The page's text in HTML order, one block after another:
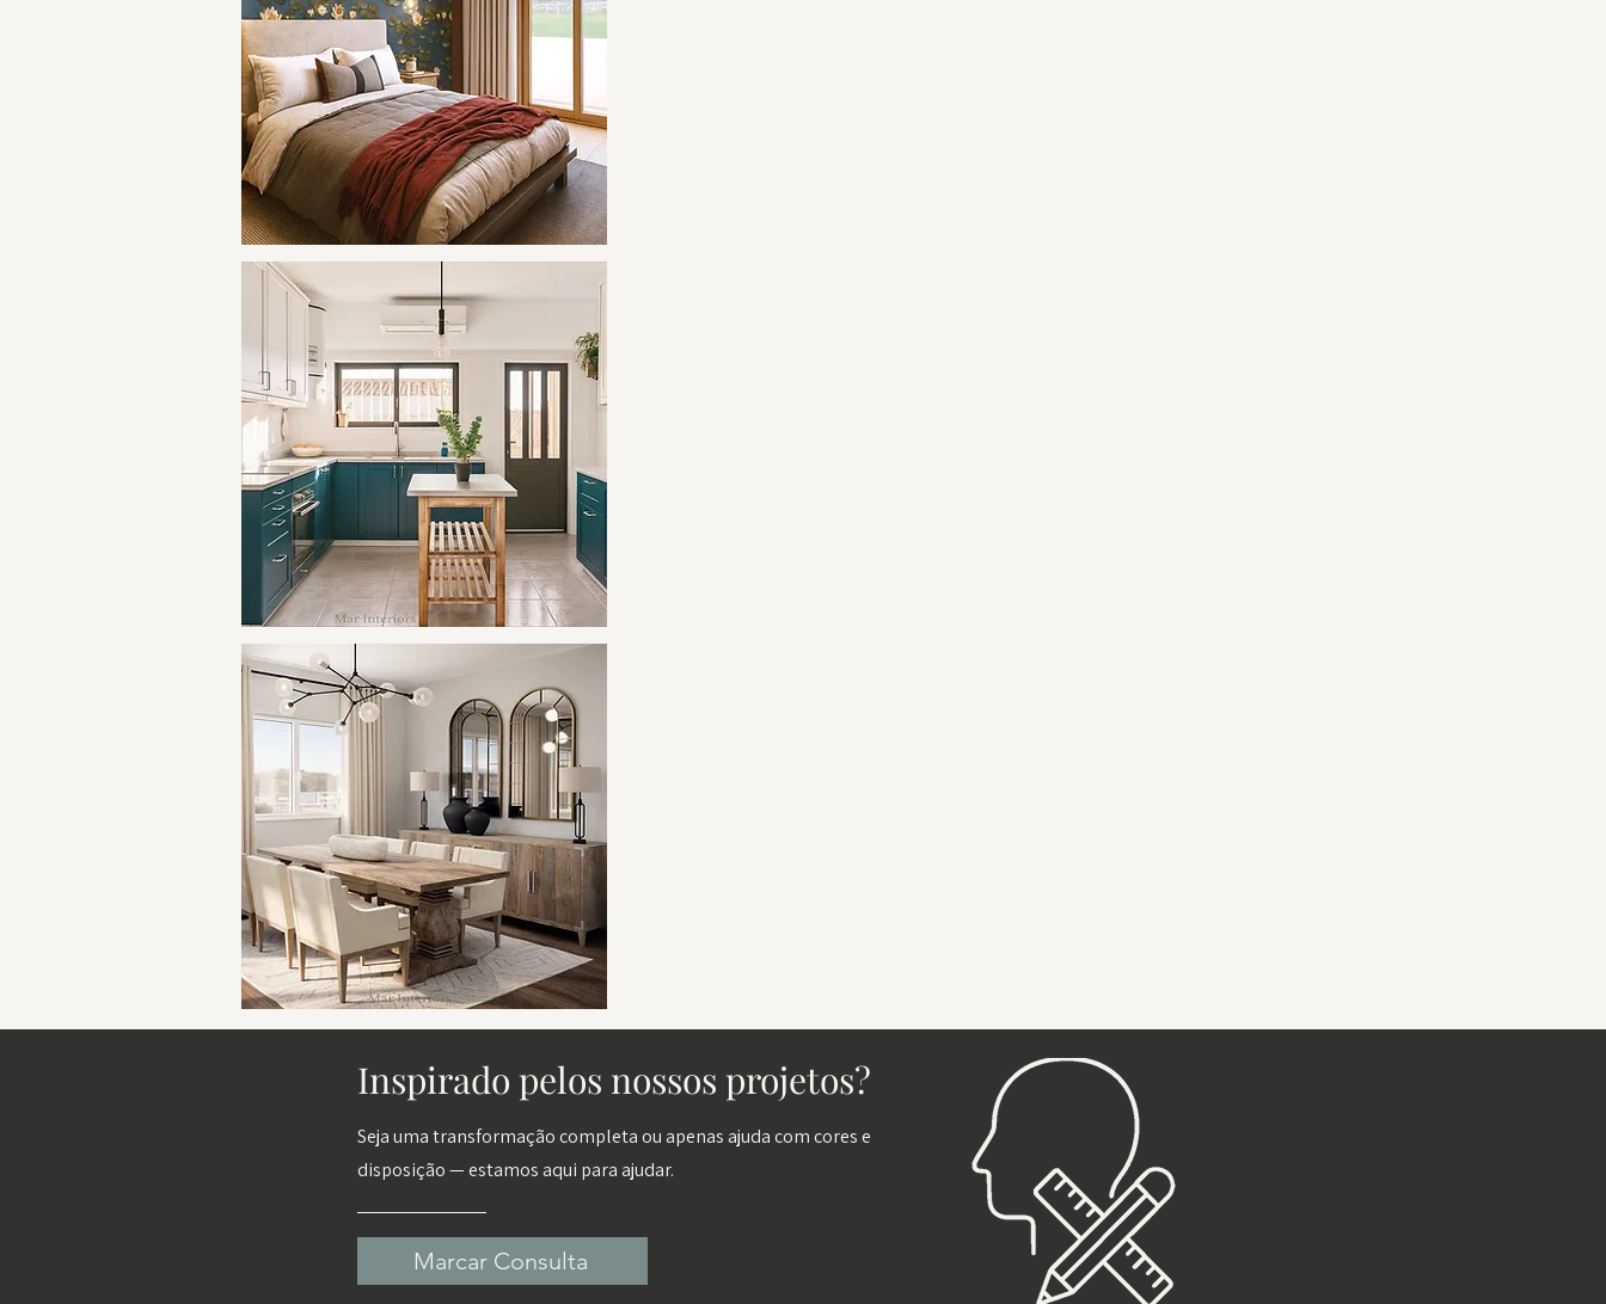
Inspirado pelos nossos projetos?
Seja uma transformação completa ou apenas ajuda com cores e
disposição — estamos aqui para ajudar.
Marcar Consulta